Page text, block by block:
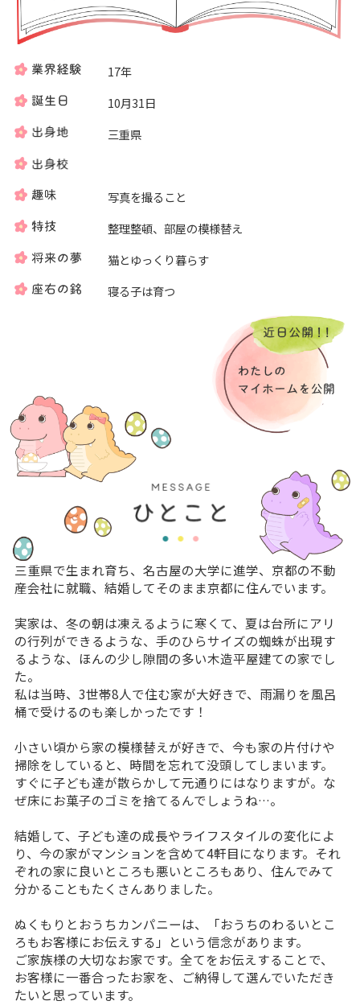
17年
10月31日
三重県
写真を撮ること
整理整頓、部屋の模様替え
猫とゆっくり暮らす
寝る子は育つ
三重県で生まれ育ち、名古屋の大学に進学、京都の不動
産会社に就職、結婚してそのまま京都に住んでいます。
実家は、冬の朝は凍えるように寒くて、夏は台所にアリ
の行列ができるような、手のひらサイズの蜘蛛が出現す
るような、ほんの少し隙間の多い木造平屋建ての家でし
た。
私は当時、3世帯8人で住む家が大好きで、雨漏りを風呂
桶で受けるのも楽しかったです！
小さい頃から家の模様替えが好きで、今も家の片付けや
掃除をしていると、時間を忘れて没頭してしまいます。
すぐに子ども達が散らかして元通りにはなりますが。な
ぜ床にお菓子のゴミを捨てるんでしょうね…。
結婚して、子ども達の成長やライフスタイルの変化によ
り、今の家がマンションを含めて4軒目になります。それ
ぞれの家に良いところも悪いところもあり、住んでみて
分かることもたくさんありました。
ぬくもりとおうちカンパニーは、「おうちのわるいとこ
ろもお客様にお伝えする」という信念があります。
ご家族様の大切なお家です。全てをお伝えすることで、
お客様に一番合ったお家を、ご納得して選んでいただき
たいと思っています。